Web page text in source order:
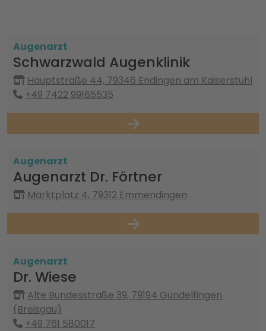
Augenarzt
Schwarzwald Augenklinik
Hauptstraße 44, 79346 Endingen am Kaiserstuhl
+49 7422 99165535
Augenarzt
Augenarzt Dr. Förtner
Marktplatz 4, 79312 Emmendingen
Augenarzt
Dr. Wiese
Alte Bundesstraße 39, 79194 Gundelfingen
(Breisgau)
+49 761 580017